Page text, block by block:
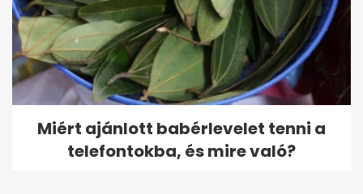
Miért ajánlott babérlevelet tenni a
telefontokba, és mire való?